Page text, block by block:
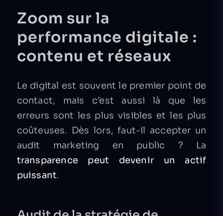
Zoom sur la
performance digitale :
contenu et réseaux
Le digital est souvent le premier point de
contact, mais c’est aussi là que les
erreurs sont les plus visibles et les plus
coûteuses. Dès lors, faut-il accepter un
audit marketing en public ? La
transparence peut devenir un actif
puissant.